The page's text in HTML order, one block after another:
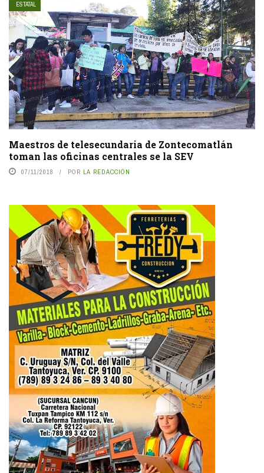
ESTATAL
Maestros de telesecundaria de Zontecomatlán
toman las oficinas centrales se la SEV
07/11/2018 POR LA REDACCIÓN